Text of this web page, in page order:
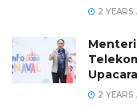
2 YEARS
2 YEARS